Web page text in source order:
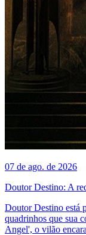
07 de ago. de 2026
Doutor Destino: A
Doutor Destino está
quadrinhos que sua
Angel', o vilão